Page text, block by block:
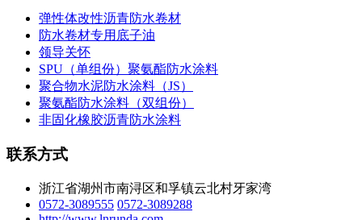
弹性体改性沥青防水卷材
防水卷材专用底子油
领导关怀
SPU（单组份）聚氨酯防水涂料
聚合物水泥防水涂料（JS）
聚氨酯防水涂料（双组份）
非固化橡胶沥青防水涂料
联系方式
浙江省湖州市南浔区和孚镇云北村牙家湾
0572-3089555 0572-3089288